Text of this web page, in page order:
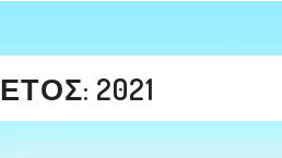
ΈΤΟΣ: 2021